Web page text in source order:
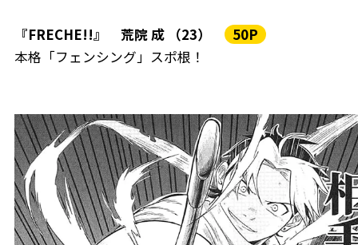
『FRECHE!!』 荒院 成 （23）
50P
本格「フェンシング」スポ根！